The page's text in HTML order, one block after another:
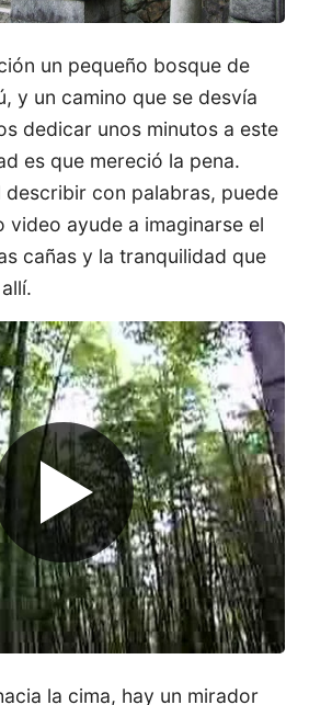
un pequeño bosque de
y un camino que se desvía
dedicar unos minutos a este
es que mereció la pena.
describir con palabras, puede
video ayude a imaginarse el
cañas y la tranquilidad que
la cima, hay un mirador